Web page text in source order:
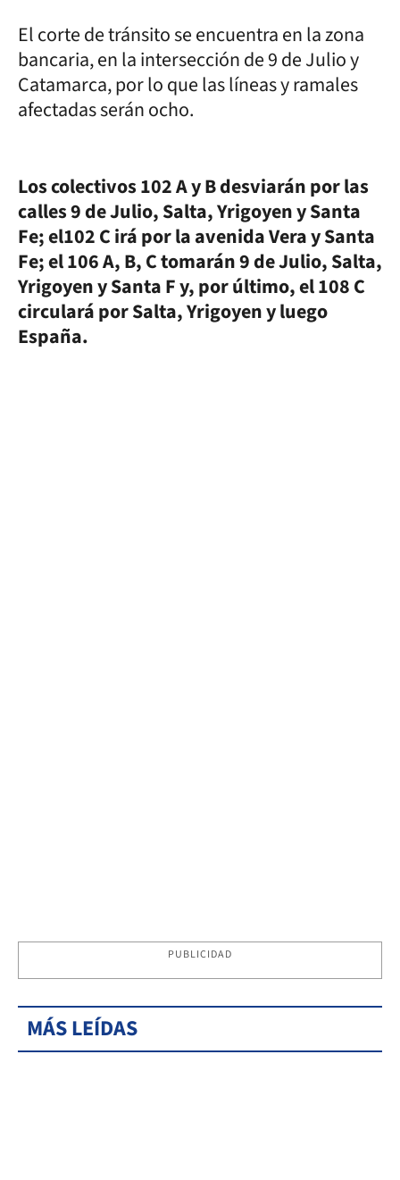
El corte de tránsito se encuentra en la zona
bancaria, en la intersección de 9 de Julio y
Catamarca, por lo que las líneas y ramales
afectadas serán ocho.
Los colectivos102 A y B desviarán por las
calles 9 de Julio, Salta, Yrigoyen y Santa
Fe; el102 C irá por la avenida Vera y Santa
Fe; el 106 A, B, C tomarán 9 de Julio, Salta,
Yrigoyen y Santa F y, por último, el 108 C
circulará por Salta, Yrigoyen y luego
España.
PUBLICIDAD
MÁS LEÍDAS